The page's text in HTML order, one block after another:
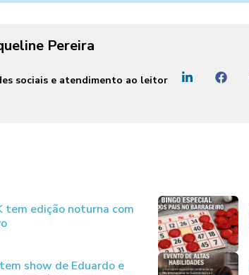
Pereira
sociais e atendimento ao leitor
tem edição noturna com
show de Eduardo e